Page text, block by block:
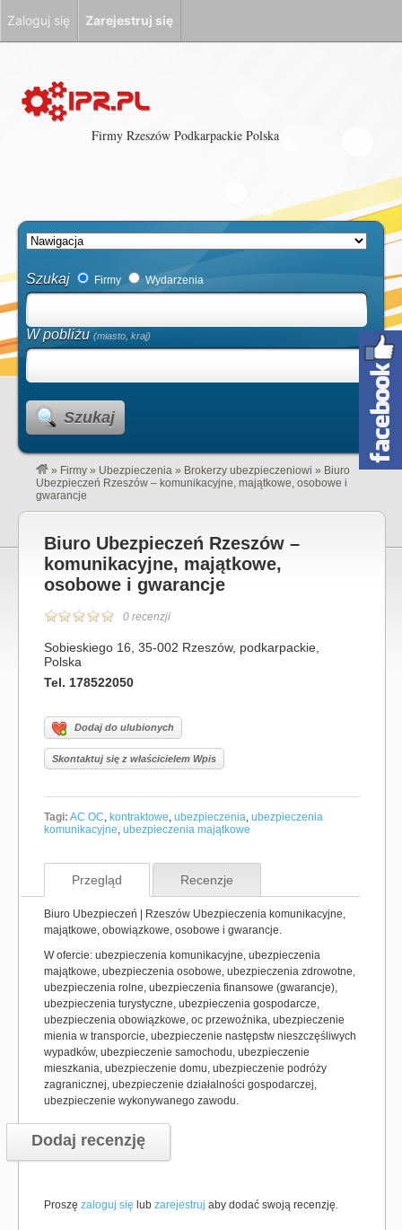
Firmy Rzeszów Podkarpackie Polska
Szukaj Firmy Wydarzenia
W pobliżu (miasto, kraj)
Szukaj
» Firmy » Ubezpieczenia » Brokerzy ubezpieczeniowi » Biuro
Ubezpieczeń Rzeszów – komunikacyjne, majątkowe, osobowe i
gwarancje
Biuro Ubezpieczeń Rzeszów –
komunikacyjne, majątkowe,
osobowe i gwarancje
0 recenzji
Sobieskiego 16, 35-002 Rzeszów, podkarpackie,
Polska
Tel. 178522050
Dodaj do ulubionych
Skontaktuj się z właścicielem Wpis
Tagi: AC OC, kontraktowe, ubezpieczenia, ubezpieczenia
komunikacyjne, ubezpieczenia majątkowe
Przegląd Recenzje
Biuro Ubezpieczeń | Rzeszów Ubezpieczenia komunikacyjne,
majątkowe, obowiązkowe, osobowe i gwarancje.
W ofercie: ubezpieczenia komunikacyjne, ubezpieczenia
majątkowe, ubezpieczenia osobowe, ubezpieczenia zdrowotne,
ubezpieczenia rolne, ubezpieczenia finansowe (gwarancje),
ubezpieczenia turystyczne, ubezpieczenia gospodarcze,
ubezpieczenia obowiązkowe, oc przewoźnika, ubezpieczenie
mienia w transporcie, ubezpieczenie następstw nieszczęśliwych
wypadków, ubezpieczenie samochodu, ubezpieczenie
mieszkania, ubezpieczenie domu, ubezpieczenie podróży
zagranicznej, ubezpieczenie działalności gospodarczej,
ubezpieczenie wykonywanego zawodu.
Dodaj recenzję
Proszę zaloguj się lub zarejestruj aby dodać swoją recenzję.
Zaloguj się Zarejestruj się